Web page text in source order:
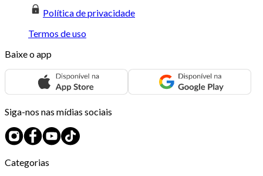
Política de privacidade
Termos de uso
Baixe o app
Siga-nos nas mídias sociais
Categorias